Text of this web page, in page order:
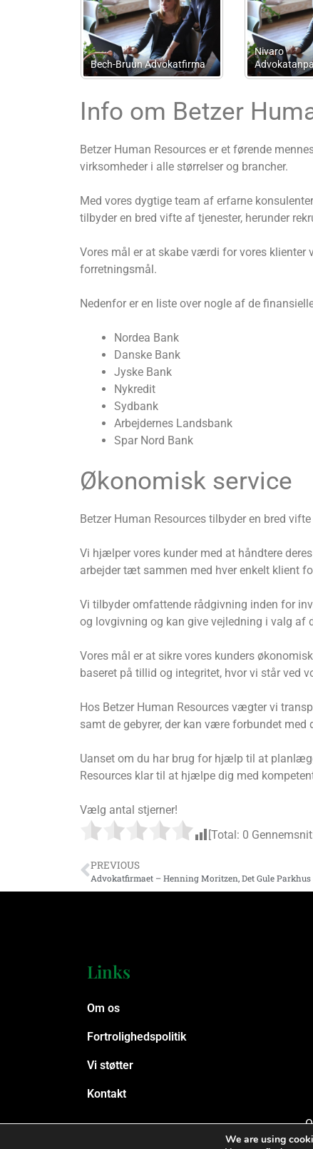
Wulff Accounting
Info om Betzer
Betzer Human Resources er et førende
virksomheder i alle størrelser og brancher.
Med vores dygtige team af erfarne
tilbyder en bred vifte af tjenester, herunder
Vores mål er at skabe værdi for vores klienter
forretningsmål.
Nedenfor er en liste over nogle af de
Nordea Bank
Danske Bank
Jyske Bank
Nykredit
Sydbank
Arbejdernes Landsbank
Spar Nord Bank
Økonomisk service
Betzer Human Resources tilbyder en bred
Vi hjælper vores kunder med at håndtere
arbejder tæt sammen med hver enkelt klient
Vi tilbyder omfattende rådgivning inden for
og lovgivning og kan give vejledning i valg af
Vores mål er at sikre vores kunders
baseret på tillid og integritet, hvor vi står ved
Hos Betzer Human Resources vægter vi
samt de gebyrer, der kan være forbundet
Uanset om du har brug for hjælp til at
Resources klar til at hjælpe dig med
Vælg antal stjerner!
[Total: 0
PREVIOUS
Advokatfirmaet – Henning Moritzen, Det Gule Parkhus
Links
Om os
Fortrolighedspolitik
Vi støtter
Kontakt
We are using